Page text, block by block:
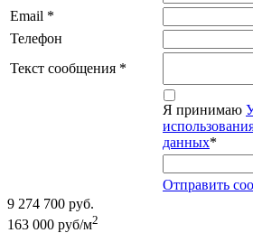
Email *
Телефон
Текст сообщения *
Я принимаю
данных*
Отправить
9 274 700 руб.
163 000 руб/м2